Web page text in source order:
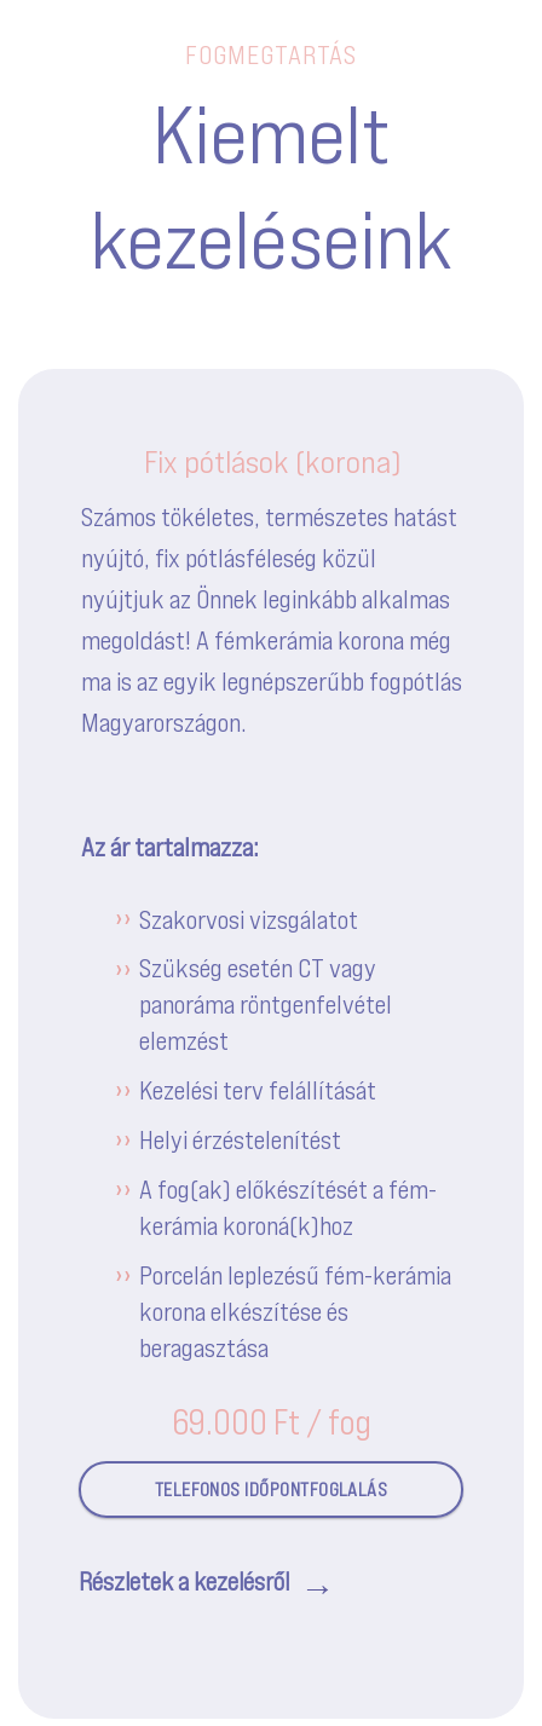
FOGMEGTARTÁS
Kiemelt
kezeléseink
Fix pótlások (korona)
Számos tökéletes, természetes hatást
nyújtó, fix pótlásféleség közül
nyújtjuk az Önnek leginkább alkalmas
megoldást! A fémkerámia korona még
ma is az egyik legnépszerűbb fogpótlás
Magyarországon.
Az ár tartalmazza:
Szakorvosi vizsgálatot
Szükség esetén CT vagy
panoráma röntgenfelvétel
elemzést
Kezelési terv felállítását
Helyi érzéstelenítést
A fog(ak) előkészítését a fém-
kerámia koroná(k)hoz
Porcelán leplezésű fém-kerámia
korona elkészítése és
beragasztása
69.000 Ft / fog
TELEFONOS IDŐPONTFOGLALÁS
Részletek a kezelésről